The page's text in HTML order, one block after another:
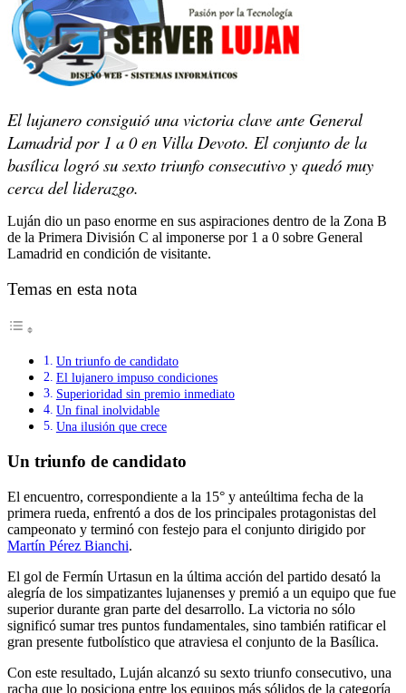
El lujanero consiguió una victoria clave ante General
Lamadrid por 1 a 0 en Villa Devoto. El conjunto de la
basílica logró su sexto triunfo consecutivo y quedó muy
cerca del liderazgo.
Luján dio un paso enorme en sus aspiraciones dentro de la Zona B
de la Primera División C al imponerse por 1 a 0 sobre General
Lamadrid en condición de visitante.
Temas en esta nota
Un triunfo de candidato
El lujanero impuso condiciones
Superioridad sin premio inmediato
Un final inolvidable
Una ilusión que crece
Un triunfo de candidato
El encuentro, correspondiente a la 15° y anteúltima fecha de la
primera rueda, enfrentó a dos de los principales protagonistas del
campeonato y terminó con festejo para el conjunto dirigido por
Martín Pérez Bianchi.
El gol de Fermín Urtasun en la última acción del partido desató la
alegría de los simpatizantes lujanenses y premió a un equipo que fue
superior durante gran parte del desarrollo. La victoria no sólo
significó sumar tres puntos fundamentales, sino también ratificar el
gran presente futbolístico que atraviesa el conjunto de la Basílica.
Con este resultado, Luján alcanzó su sexto triunfo consecutivo, una
racha que lo posiciona entre los equipos más sólidos de la categoría